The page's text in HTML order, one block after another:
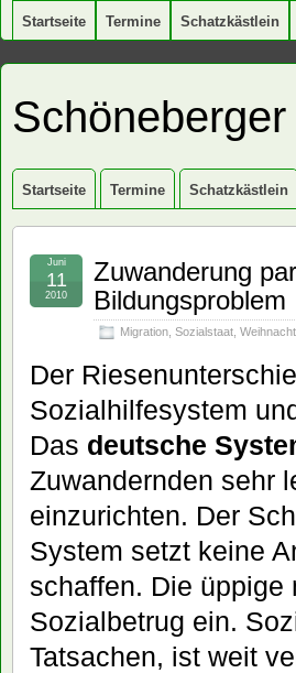
Startseite Termine Schatzkästlein
Startseite Termine Schatzkästlein
Zuwanderung
Bildungsproblem
Migration Sozialstaat
Juni
11
2010
Der
Sozialhilfesystem
Das deutsche
Zuwandernden sehr
einzurichten. Der
System setzt keine
schaffen. Die üppige
Sozialbetrug ein.
Tatsachen, ist weit